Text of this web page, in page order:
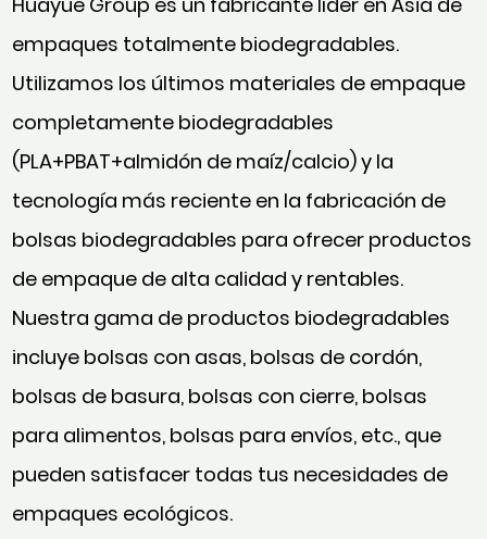
empaques totalmente biodegradables.
Utilizamos los últimos materiales de empaque
completamente biodegradables
(PLA+PBAT+almidón de maíz/calcio) y la
tecnología más reciente en la fabricación de
bolsas biodegradables para ofrecer productos
de empaque de alta calidad y rentables.
Nuestra gama de productos biodegradables
incluye bolsas con asas, bolsas de cordón,
bolsas de basura, bolsas con cierre, bolsas
para alimentos, bolsas para envíos, etc., que
pueden satisfacer todas tus necesidades de
empaques ecológicos.